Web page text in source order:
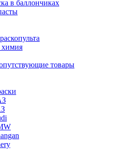
в баллончиках
химия
товары